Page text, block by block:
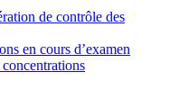
de contrôle des
en cours d’examen